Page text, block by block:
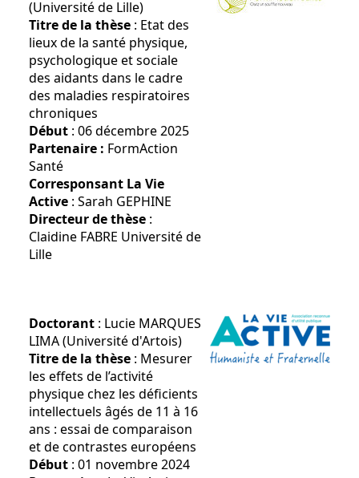
(Université de Lille)
Titre de la thèse : Etat des
lieux de la santé physique,
psychologique et sociale
des aidants dans le cadre
des maladies respiratoires
chroniques
Début : 06 décembre 2025
Partenaire : FormAction
Santé
Corresponsant La Vie
Active : Sarah GEPHINE
Directeur de thèse :
Claidine FABRE Université de
Lille
Doctorant : Lucie MARQUES
LIMA (Université d'Artois)
Titre de la thèse : Mesurer
les effets de l’activité
physique chez les déficients
intellectuels âgés de 11 à 16
ans : essai de comparaison
et de contrastes européens
Début : 01 novembre 2024